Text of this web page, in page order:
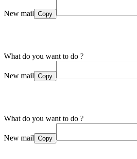
New mail Copy
What do you want to do ?
New mail Copy
What do you want to do ?
New mail Copy